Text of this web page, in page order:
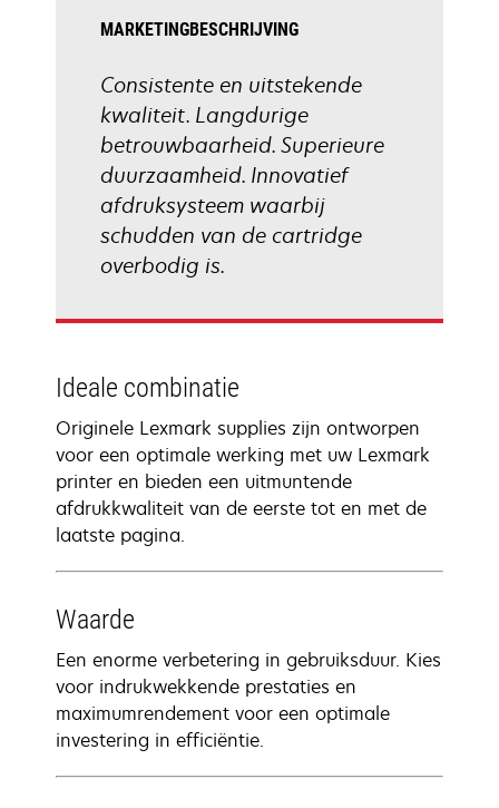
MARKETINGBESCHRIJVING
Consistente en uitstekende
kwaliteit. Langdurige
betrouwbaarheid. Superieure
duurzaamheid. Innovatief
afdruksysteem waarbij
schudden van de cartridge
overbodig is.
Ideale combinatie
Originele Lexmark supplies zijn ontworpen
voor een optimale werking met uw Lexmark
printer en bieden een uitmuntende
afdrukkwaliteit van de eerste tot en met de
laatste pagina.
Waarde
Een enorme verbetering in gebruiksduur. Kies
voor indrukwekkende prestaties en
maximumrendement voor een optimale
investering in efficiëntie.